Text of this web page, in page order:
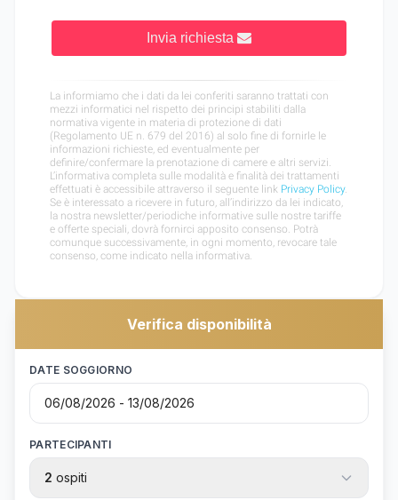
Verifica disponibilità
DATE SOGGIORNO
PARTECIPANTI
2 ospiti